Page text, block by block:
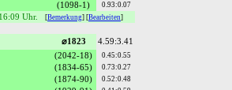
(1098-1) 0.93:0.07
Uhr. [Bemerkung] [Bearbeiten]
⌀1823
4.59:3.41
(2042-18) 0.45:0.55
(1834-65) 0.73:0.27
(1874-90) 0.52:0.48